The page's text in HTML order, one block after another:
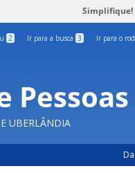
Simplifique!
2 Ir para a busca 3 Ir para o
Pessoas
UBERLÂNDIA